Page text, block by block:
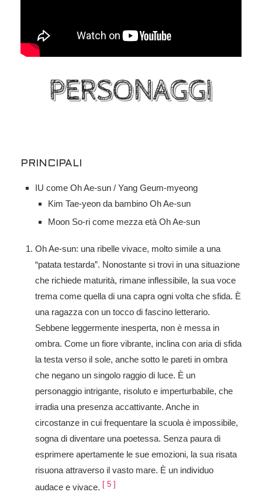
PERSONAGGI
PRINCIPALI
IU come Oh Ae-sun / Yang Geum-myeong
Kim Tae-yeon da bambino Oh Ae-sun
Moon So-ri come mezza età Oh Ae-sun
Oh Ae-sun: una ribelle vivace, molto simile a una
“patata testarda”. Nonostante si trovi in ​​una situazione
che richiede maturità, rimane inflessibile, la sua voce
trema come quella di una capra ogni volta che sfida. È
una ragazza con un tocco di fascino letterario.
Sebbene leggermente inesperta, non è messa in
ombra. Come un fiore vibrante, inclina con aria di sfida
la testa verso il sole, anche sotto le pareti in ombra
che negano un singolo raggio di luce. È un
personaggio intrigante, risoluto e imperturbabile, che
irradia una presenza accattivante. Anche in
circostanze in cui frequentare la scuola è impossibile,
sogna di diventare una poetessa. Senza paura di
esprimere apertamente le sue emozioni, la sua risata
risuona attraverso il vasto mare. È un individuo
audace e vivace.
5